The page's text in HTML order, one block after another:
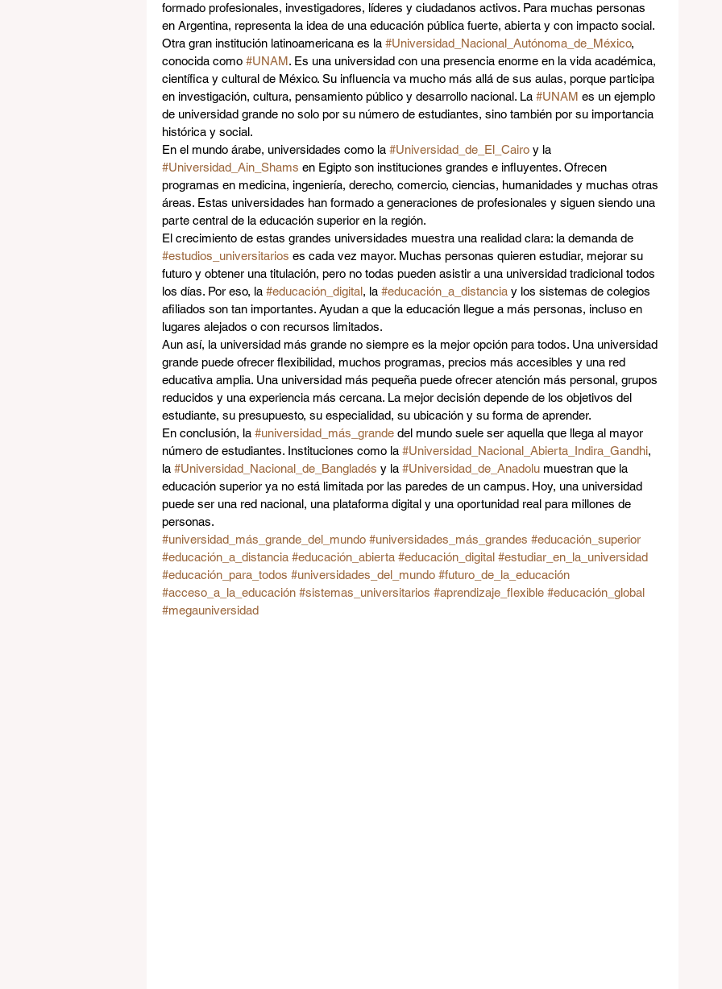
formado profesionales, investigadores, líderes y ciudadanos activos. Para muchas personas
en Argentina, representa la idea de una educación pública fuerte, abierta y con impacto social.
Otra gran institución latinoamericana es la #Universidad_Nacional_Autónoma_de_México,
conocida como #UNAM. Es una universidad con una presencia enorme en la vida académica,
científica y cultural de México. Su influencia va mucho más allá de sus aulas, porque participa
en investigación, cultura, pensamiento público y desarrollo nacional. La #UNAM es un ejemplo
de universidad grande no solo por su número de estudiantes, sino también por su importancia
histórica y social.
En el mundo árabe, universidades como la #Universidad_de_El_Cairo y la
#Universidad_Ain_Shams en Egipto son instituciones grandes e influyentes. Ofrecen
programas en medicina, ingeniería, derecho, comercio, ciencias, humanidades y muchas otras
áreas. Estas universidades han formado a generaciones de profesionales y siguen siendo una
parte central de la educación superior en la región.
El crecimiento de estas grandes universidades muestra una realidad clara: la demanda de
#estudios_universitarios es cada vez mayor. Muchas personas quieren estudiar, mejorar su
futuro y obtener una titulación, pero no todas pueden asistir a una universidad tradicional todos
los días. Por eso, la #educación_digital, la #educación_a_distancia y los sistemas de colegios
afiliados son tan importantes. Ayudan a que la educación llegue a más personas, incluso en
lugares alejados o con recursos limitados.
Aun así, la universidad más grande no siempre es la mejor opción para todos. Una universidad
grande puede ofrecer flexibilidad, muchos programas, precios más accesibles y una red
educativa amplia. Una universidad más pequeña puede ofrecer atención más personal, grupos
reducidos y una experiencia más cercana. La mejor decisión depende de los objetivos del
estudiante, su presupuesto, su especialidad, su ubicación y su forma de aprender.
En conclusión, la #universidad_más_grande del mundo suele ser aquella que llega al mayor
número de estudiantes. Instituciones como la #Universidad_Nacional_Abierta_Indira_Gandhi,
la #Universidad_Nacional_de_Bangladés y la #Universidad_de_Anadolu muestran que la
educación superior ya no está limitada por las paredes de un campus. Hoy, una universidad
puede ser una red nacional, una plataforma digital y una oportunidad real para millones de
personas.
#universidad_más_grande_del_mundo #universidades_más_grandes #educación_superior
#educación_a_distancia #educación_abierta #educación_digital #estudiar_en_la_universidad
#educación_para_todos #universidades_del_mundo #futuro_de_la_educación
#acceso_a_la_educación #sistemas_universitarios #aprendizaje_flexible #educación_global
#megauniversidad